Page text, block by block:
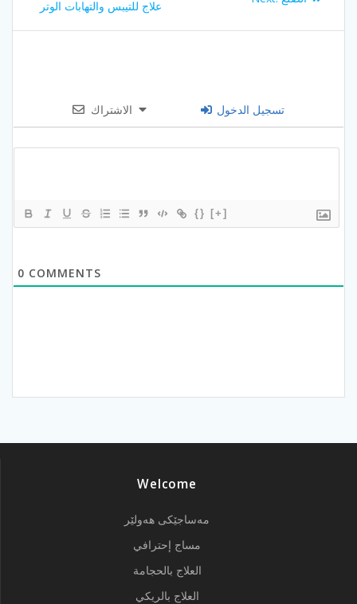
navigation
post:
علاج للتيبس والتهابات الوتر
الاشتراك تسجيل الدخول
{} [+]
0 COMMENTS
Welcome
مەساجێکی هەولێر
مساج إحترافي
العلاج بالحجامة
العلاج بالريكي